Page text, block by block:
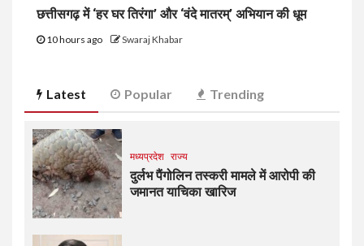
छत्तीसगढ़ में ‘हर घर तिरंगा’ और ‘वंदे मातरम्’ अभियान की धूम
10 hours ago Swaraj Khabar
Latest Popular Trending
मध्यप्रदेश राज्य
दुर्लभ पैंगोलिन तस्करी मामले में आरोपी की
जमानत याचिका खारिज